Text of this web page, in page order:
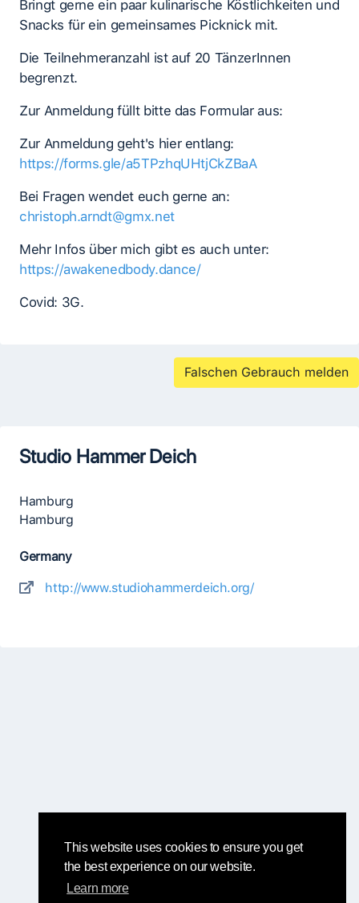
This website uses cookies to ensure you get
the best experience on our website.
Learn more
Bringt gerne ein paar kulinarische Köstlichkeiten und
Snacks für ein gemeinsames Picknick mit.
Die Teilnehmeranzahl ist auf 20 TänzerInnen
begrenzt.
Zur Anmeldung füllt bitte das Formular aus:
Zur Anmeldung geht's hier entlang:
https://forms.gle/a5TPzhqUHtjCkZBaA
Bei Fragen wendet euch gerne an:
christoph.arndt@gmx.net
Mehr Infos über mich gibt es auch unter:
https://awakenedbody.dance/
Covid: 3G.
Falschen Gebrauch melden
Studio Hammer Deich
Hamburg
Hamburg
Germany
http://www.studiohammerdeich.org/